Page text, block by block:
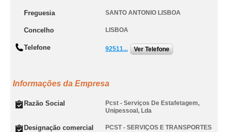
Freguesia SANTO ANTONIO LISBOA
Concelho LISBOA
Telefone 92511... Ver Telefone
Informações da Empresa
Razão Social
Pcst - Serviços De Estafetagem,
Unipessoal, Lda
Designação comercial PCST - SERVIÇOS E TRANSPORTES